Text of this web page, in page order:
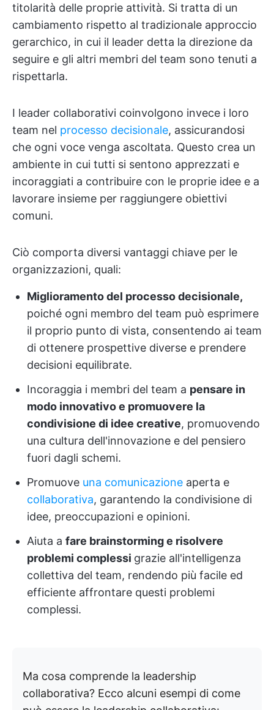
titolarità delle proprie attività. Si tratta di un
cambiamento rispetto al tradizionale approccio
gerarchico, in cui il leader detta la direzione da
seguire e gli altri membri del team sono tenuti a
rispettarla.
I leader collaborativi coinvolgono invece i loro
team nel processo decisionale, assicurandosi
che ogni voce venga ascoltata. Questo crea un
ambiente in cui tutti si sentono apprezzati e
incoraggiati a contribuire con le proprie idee e a
lavorare insieme per raggiungere obiettivi
comuni.
Ciò comporta diversi vantaggi chiave per le
organizzazioni, quali:
Miglioramento del processo decisionale,
poiché ogni membro del team può esprimere
il proprio punto di vista, consentendo ai team
di ottenere prospettive diverse e prendere
decisioni equilibrate.
Incoraggia i membri del team a pensare in
modo innovativo e promuovere la
condivisione di idee creative, promuovendo
una cultura dell'innovazione e del pensiero
fuori dagli schemi.
Promuove una comunicazione aperta e
collaborativa, garantendo la condivisione di
idee, preoccupazioni e opinioni.
Aiuta a fare brainstorming e risolvere
problemi complessi grazie all'intelligenza
collettiva del team, rendendo più facile ed
efficiente affrontare questi problemi
complessi.
Ma cosa comprende la leadership
collaborativa? Ecco alcuni esempi di come